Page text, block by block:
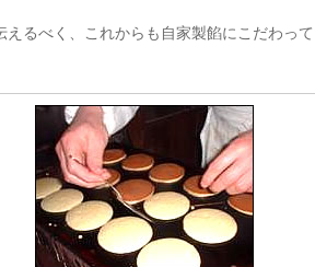
るべく、これからも自家製餡にこだわって